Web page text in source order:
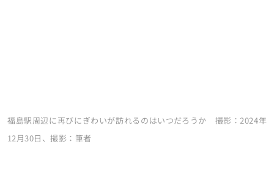
福島駅周辺に再びにぎわいが訪れるのはいつだろうか 撮影：2024年
12月30日、撮影：筆者